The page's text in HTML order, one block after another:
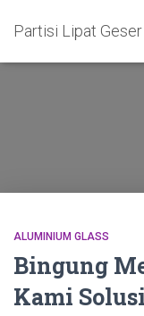
Partisi Lipat Geser
ALUMINIUM GLASS
Bingung
Kami